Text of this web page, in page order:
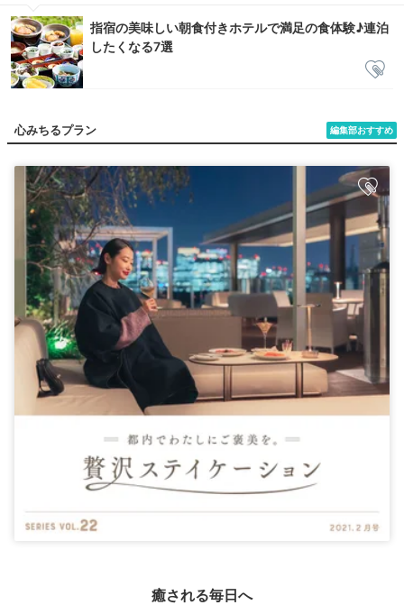
指宿の美味しい朝食付きホテルで満足の食体験♪連泊
したくなる7選
編集部おすすめ
心みちるプラン
癒される毎日へ